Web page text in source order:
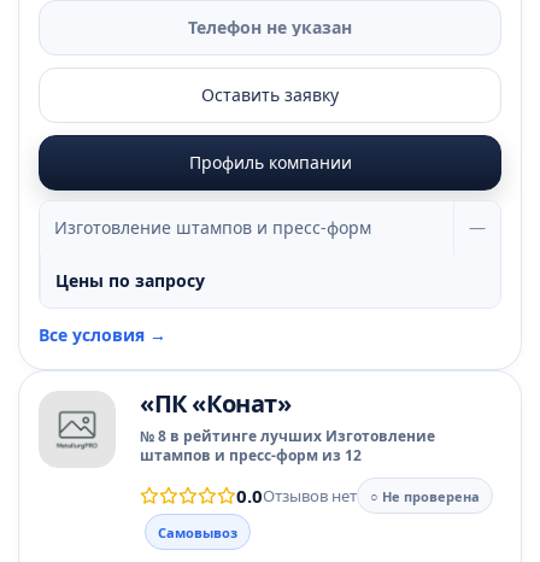
Телефон не указан
Оставить заявку
Профиль компании
Изготовление штампов и пресс-форм —
Цены по запросу
Все условия →
«ПК «Конат»
№ 8 в рейтинге лучших Изготовление
штампов и пресс-форм из 12
0.0Отзывов нет
○ Не проверена
Самовывоз